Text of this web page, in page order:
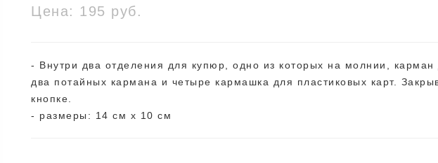
Цена: 195 руб.
- Внутри два отделения для купюр, одно из которых на молнии, карман
два потайных кармана и четыре кармашка для пластиковых карт.
кнопке.
- размеры: 14 см х 10 см